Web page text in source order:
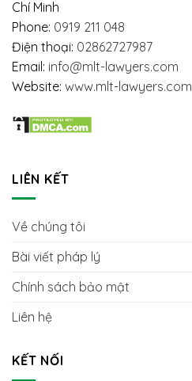
Chí Minh
Phone: 0919 211 048
Điện thoại: 02862727987
Email: info@mlt-lawyers.com
Website: www.mlt-lawyers.com
LIÊN KẾT
Về chúng tôi
Bài viết pháp lý
Chính sách bảo mật
Liên hệ
KẾT NỐI